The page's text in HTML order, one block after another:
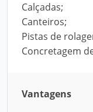
Calçadas;
Canteiros;
Pistas de
Concretagem
Vantagens